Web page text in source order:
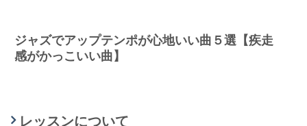
ジャズでアップテンポが心地いい曲５選【疾走
感がかっこいい曲】
レッスンについて